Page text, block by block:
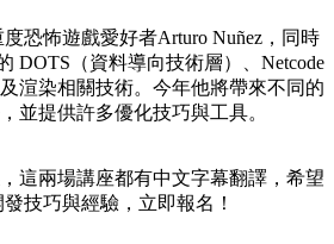
恐怖遊戲愛好者Arturo Nuñez，同時
DOTS（資料導向技術層）、Netcode
渲染相關技術。今年他將帶來不同的
並提供許多優化技巧與工具。
這兩場講座都有中文字幕翻譯，希望
技巧與經驗，立即報名！